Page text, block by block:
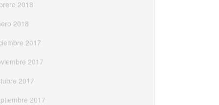
2018
2018
2017
2017
2017
2017